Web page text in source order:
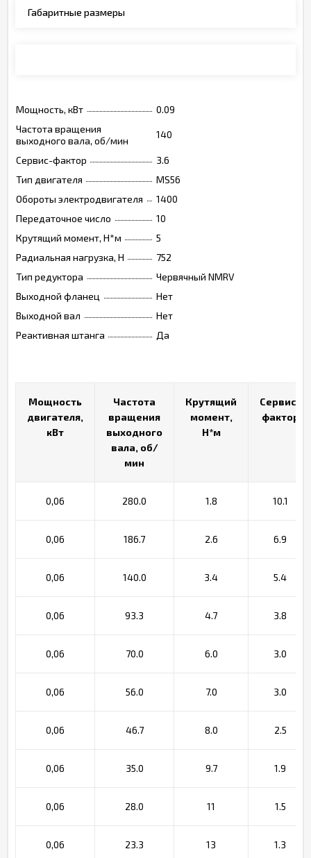
Габаритные размеры
Мощность, кВт
0.09
Частота вращения
выходного вала, об/мин
140
Сервис-фактор
3.6
Тип двигателя
MS56
Обороты электродвигателя
1400
Передаточное число
10
Крутящий момент, Н*м
5
Радиальная нагрузка, Н
752
Тип редуктора
Червячный NMRV
Выходной фланец
Нет
Выходной вал
Нет
Реактивная штанга
Да
Мощность
двигателя,
кВт
Частота
вращения
выходного
вала, об/
мин
Крутящий
момент,
Н*м
Сервис-
фактор
0,06 280.0 1.8 10.1
0,06 186.7 2.6 6.9
0,06 140.0 3.4 5.4
0,06 93.3 4.7 3.8
0,06 70.0 6.0 3.0
0,06 56.0 7.0 3.0
0,06 46.7 8.0 2.5
0,06 35.0 9.7 1.9
0,06 28.0 11 1.5
0,06 23.3 13 1.3
Мощность
двигателя,
кВт
Частота
вращения
выходного
вала, об/
мин
Крутящий
момент,
Н*м
Сервис-
фактор